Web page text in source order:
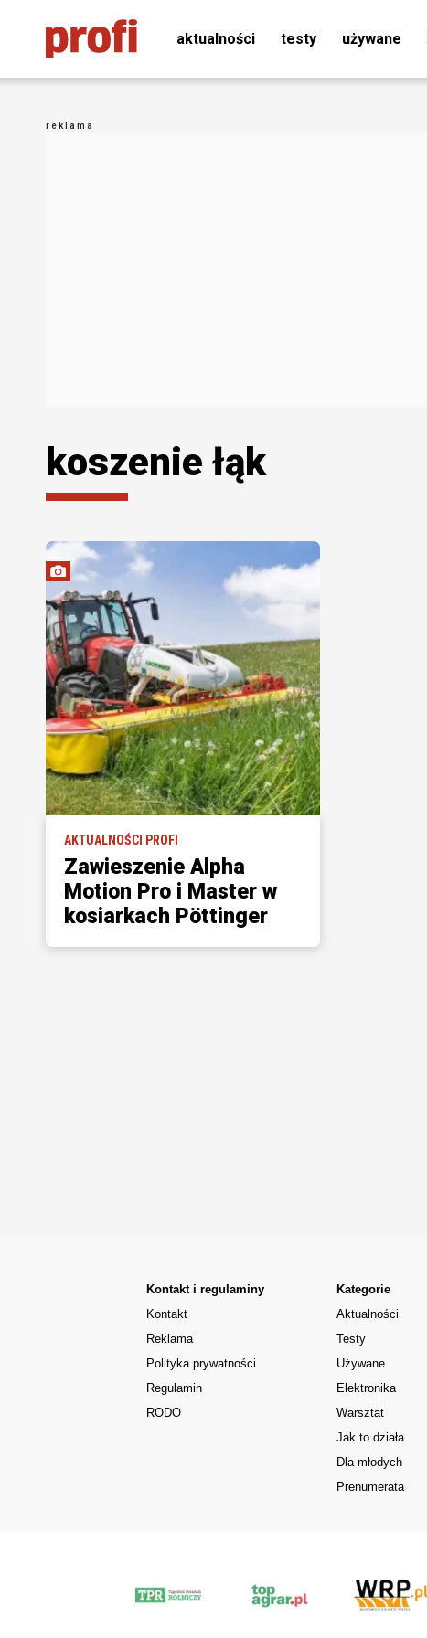
aktualności testy używane
koszenie łąk
AKTUALNOŚCI PROFI
Zawieszenie Alpha
Motion Pro i Master w
kosiarkach Pöttinger
Kontakt i regulaminy
Kontakt
Reklama
Polityka prywatności
Regulamin
RODO
Kategorie
Aktualności
Testy
Używane
Elektronika
Warsztat
Jak to działa
Dla młodych
Prenumerata